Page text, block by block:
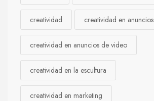
creatividad creatividad en anuncios
creatividad en anuncios de video
creatividad en la escultura
creatividad en marketing